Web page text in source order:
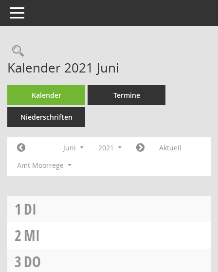
Toggle navigation
Rechercheauswahl
Kalender 2021 Juni
Kalender Termine
Niederschriften
Juni 2021
Aktuell
Amt Moorrege
1 DI
2MI
3DO